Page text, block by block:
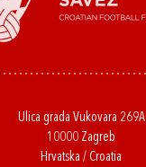
Ulica grada Vukovara 269A
10000 Zagreb
Hrvatska / Croatia